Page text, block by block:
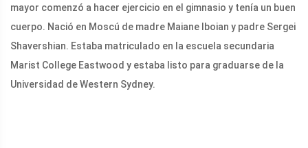
mayor comenzó a hacer ejercicio en el gimnasio y tenía un buen
cuerpo. Nació en Moscú de madre Maiane Iboian y padre Sergei
Shavershian. Estaba matriculado en la escuela secundaria
Marist College Eastwood y estaba listo para graduarse de la
Universidad de Western Sydney.